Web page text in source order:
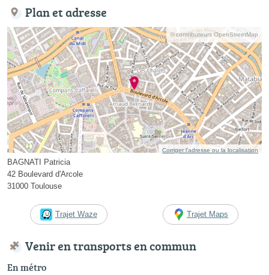
Plan et adresse
© contributeurs OpenStreetMap
Corriger l’adresse ou la localisation
BAGNATI Patricia
42 Boulevard d'Arcole
31000 Toulouse
Trajet Waze Trajet Maps
Venir en transports en commun
En métro